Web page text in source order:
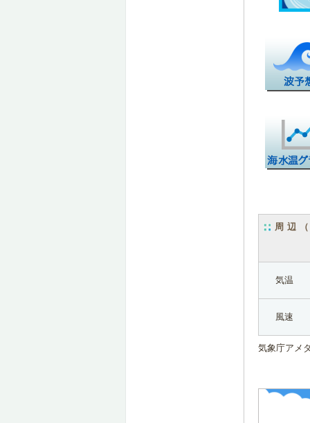
周辺
気温
風速
気象庁アメ